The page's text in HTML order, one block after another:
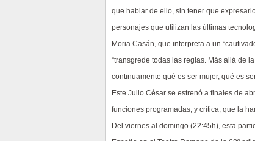
que hablar de ello, sin tener que
personajes que utilizan las últimas
Moria Casán, que interpreta a un
“transgrede todas las reglas. Más allá de
continuamente qué es ser mujer, qué es
Este Julio César se estrenó a finales de
funciones programadas, y crítica, que la
Del viernes al domingo (22:45h), esta